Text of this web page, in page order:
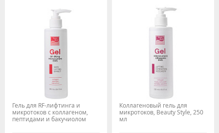
Гель для RF-лифтинга и
микротоков с коллагеном,
пептидами и бакучиолом
Коллагеновый гель для
микротоков, Beauty Style, 250
мл